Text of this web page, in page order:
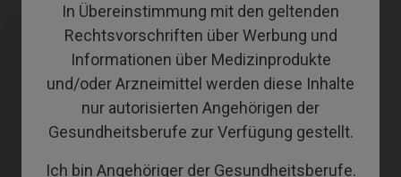
In Übereinstimmung mit den geltenden
Rechtsvorschriften über Werbung und
Informationen über Medizinprodukte
und/oder Arzneimittel werden diese Inhalte
nur autorisierten Angehörigen der
Gesundheitsberufe zur Verfügung gestellt.
Ich bin Angehöriger der Gesundheitsberufe.